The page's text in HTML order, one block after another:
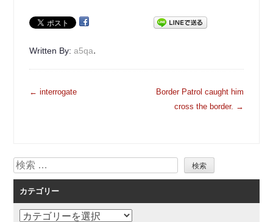
Written By:a5qa.
投
ー
シ
ョ
ン
← interrogate
Border Patrol caught him
cross the border. →
検
索
カテゴリー
カ